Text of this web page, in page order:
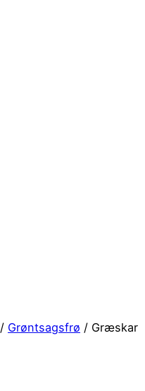
/ Grøntsagsfrø / Græskar